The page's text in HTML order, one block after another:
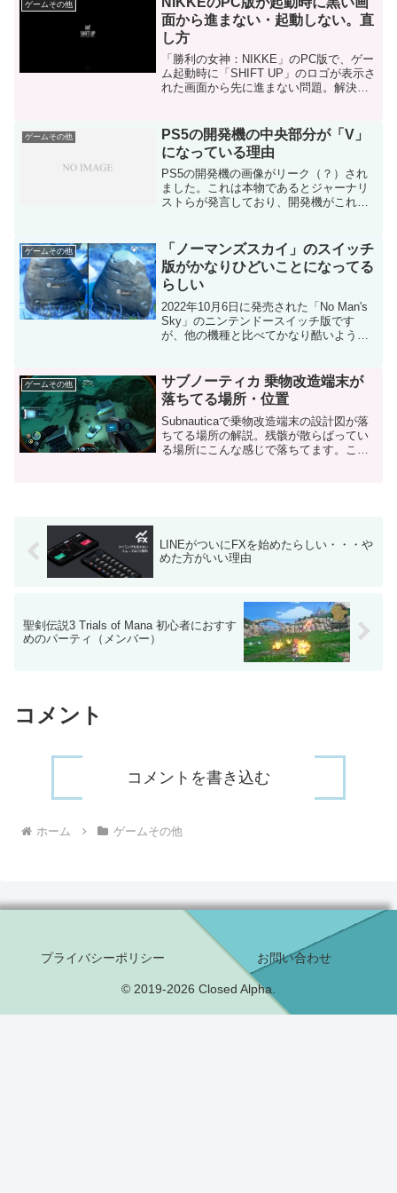
ゲームその他
面から進まない・起動しない。直
し方
「勝利の女神：NIKKE」のPC版で、ゲー
ム起動時に「SHIFT UP」のロゴが表示さ
れた画面から先に進まない問題。解決方
com.proximabetacom...
ゲームその他
PS5の開発機の中央部分が「V」
になっている理由
PS5の開発機の画像がリーク（？）され
ました。これは本物であるとジャーナリ
ストらが発言しており、開発機がこれな
形状ですが、これは「重ねた時の冷却」
のためです。我々...
ゲームその他
「ノーマンズスカイ」のスイッチ
版がかなりひどいことになってる
らしい
2022年10月6日に発売された「No Man's
Sky」のニンテンドースイッチ版です
が、他の機種と比べてかなり酷いようで
ャ解像度が低く、グラフィックがボ...
ゲームその他
サブノーティカ 乗物改造端末が
落ちてる場所・位置
Subnauticaで乗物改造端末の設計図が落
ちてる場所の解説。残骸が散らばってい
る場所にこんな感じで落ちてます。この
LINEがついにFXを始めたらしい・・・や
めた方がいい理由
聖剣伝説3 Trials of Mana 初心者におすす
めのパーティ（メンバー）
コメント
コメントを書き込む
ホーム ゲームその他
プライバシーポリシー お問い合わせ
© 2019-2026 Closed Alpha.